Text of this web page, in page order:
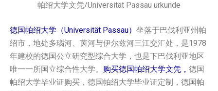
帕绍大学文凭/Universität Passau urkunde
德国帕绍大学（Universität Passau） 坐落于巴伐利亚州帕
绍市，地处多瑙河、茵河与伊尔兹河三江交汇处，是1978
年建校的德国公立研究型综合大学，也是下巴伐利亚地区
唯一一所国立综合性大学。 购买德国‌帕绍大学‌‌文凭， 德国‌
帕绍大学‌‌毕业证购买，德国‌帕绍大学‌‌毕业证定制，德国‌帕